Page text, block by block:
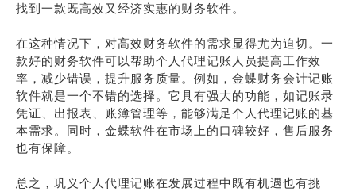
找到一款既高效又经济实惠的财务软件。
在这种情况下，对高效财务软件的需求显得尤为迫切。一
款好的财务软件可以帮助个人代理记账人员提高工作效
率，减少错误，提升服务质量。例如，金蝶财务会计记账
软件就是一个不错的选择。它具有强大的功能，如记账录
凭证、出报表、账簿管理等，能够满足个人代理记账的基
本需求。同时，金蝶软件在市场上的口碑较好，售后服务
也有保障。
总之，巩义个人代理记账在发展过程中既有机遇也有挑